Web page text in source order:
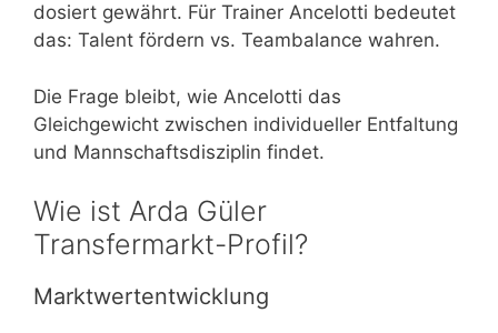
dosiert gewährt. Für Trainer Ancelotti bedeutet
das: Talent fördern vs. Teambalance wahren.
Die Frage bleibt, wie Ancelotti das
Gleichgewicht zwischen individueller Entfaltung
und Mannschaftsdisziplin findet.
Wie ist Arda Güler
Transfermarkt-Profil?
Marktwertentwicklung